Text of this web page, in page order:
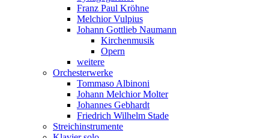
Franz Paul Kröhne
Melchior Vulpius
Johann Gottlieb Naumann
Kirchenmusik
Opern
weitere
Orchesterwerke
Tommaso Albinoni
Johann Melchior Molter
Johannes Gebhardt
Friedrich Wilhelm Stade
Streichinstrumente